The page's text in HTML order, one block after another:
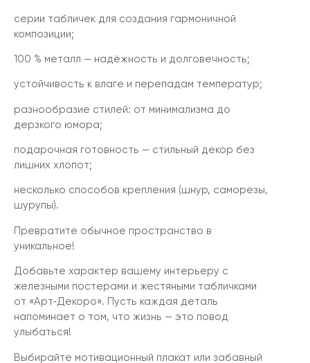
серии табличек для создания гармоничной
композиции;
100 % металл — надёжность и долговечность;
устойчивость к влаге и перепадам температур;
разнообразие стилей: от минимализма до
дерзкого юмора;
подарочная готовность — стильный декор без
лишних хлопот;
несколько способов крепления (шнур, саморезы,
шурупы).
Превратите обычное пространство в
уникальное!
Добавьте характер вашему интерьеру с
железными постерами и жестяными табличками
от «Арт‑Декоро». Пусть каждая деталь
напоминает о том, что жизнь — это повод
улыбаться!
Выбирайте мотивационный плакат или забавный